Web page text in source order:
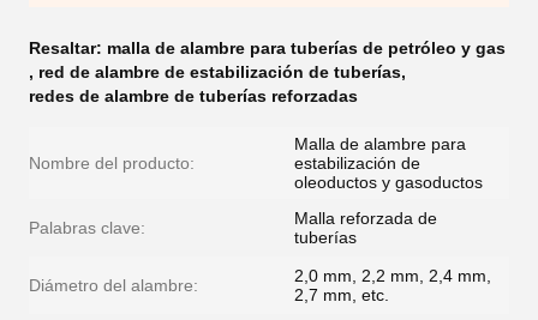
Resaltar: malla de alambre para tuberías de petróleo y gas
, red de alambre de estabilización de tuberías,
redes de alambre de tuberías reforzadas
Nombre del producto:
Malla de alambre para
estabilización de
oleoductos y gasoductos
Palabras clave:
Malla reforzada de
tuberías
Diámetro del alambre:
2,0 mm, 2,2 mm, 2,4 mm,
2,7 mm, etc.